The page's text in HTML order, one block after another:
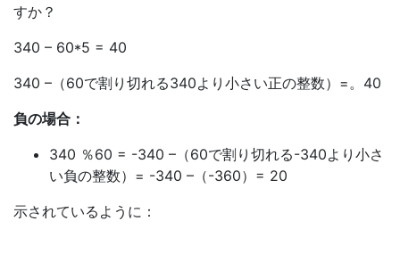
すか？
340 – 60*5 = 40
340 –（60で割り切れる340より小さい正の整数）=。40
負の場合：
340 ％60 = -340 –（60で割り切れる-340より小さ
い負の整数）= -340 –（-360）= 20
示されているように：